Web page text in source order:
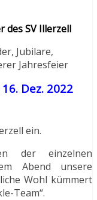
des SV Illerzell
Jubilare,
Jahresfeier
Dez. 2022
ein.
der einzelnen
Abend unsere
Wohl kümmert
Team“.